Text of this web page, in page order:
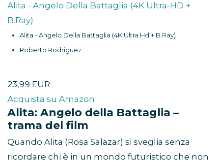
Alita - Angelo Della Battaglia (4K Ultra-HD +
B.Ray)
Alita - Angelo Della Battaglia (4K Ultra Hd + B.Ray)
Roberto Rodriguez
23,99 EUR
Acquista su Amazon
Alita: Angelo della Battaglia –
trama del film
Quando Alita (Rosa Salazar) si sveglia senza
ricordare chi è in un mondo futuristico che non